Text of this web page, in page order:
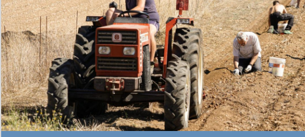
THIS IS A SIMPLE BANNER
Lorem ipsum dolor sit amet, consectetuer adipiscing elit, sed diam
euismod tincidunt ut laoreet dolore magna aliquam erat volutpat.
This is a simple headline
GLI AMARETTI DI CORFINIO